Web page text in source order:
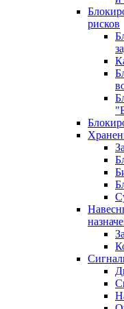
рисков